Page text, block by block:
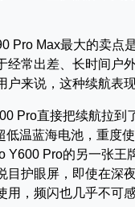
Max最大的卖点
经常出差、长时间户
户来说，这种续航表
Pro直接把续航拉到
低温蓝海电池，重度
Y600 Pro的另一张王
目护眼屏，即使在深
用，频闪也几乎不可感